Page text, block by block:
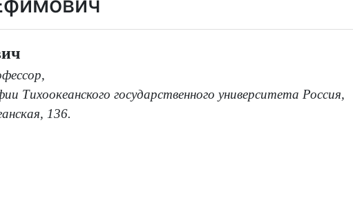
,
Тихоокеанского государственного университета Россия,
136.